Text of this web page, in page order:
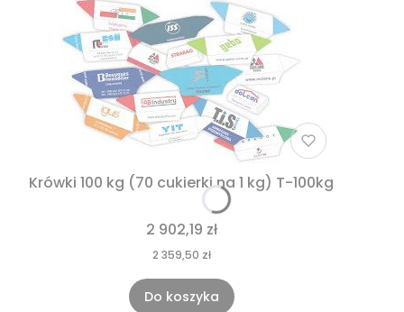
Krówki 100 kg (70 cukierki na 1 kg) T-100kg
2 902,19 zł
2 359,50 zł
Do koszyka